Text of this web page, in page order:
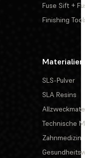
Fuse Sift +
Finishing
Materialien
SLS-Pulver
SLA Resins
Technische
Zahnmedizin